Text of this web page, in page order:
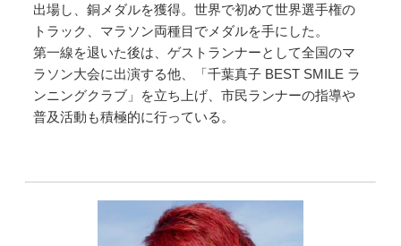
出場し、銅メダルを獲得。世界で初めて世界選手権の
トラック、マラソン両種目でメダルを手にした。
第一線を退いた後は、ゲストランナーとして全国のマ
ラソン大会に出演する他、「千葉真子 BEST SMILE ラ
ンニングクラブ」を立ち上げ、市民ランナーの指導や
普及活動も積極的に行っている。